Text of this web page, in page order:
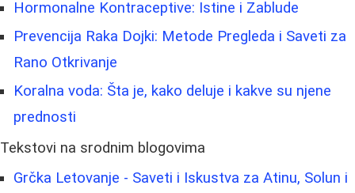
Hormonalne Kontraceptive: Istine i Zablude
Prevencija Raka Dojki: Metode Pregleda i Saveti za
Rano Otkrivanje
Koralna voda: Šta je, kako deluje i kakve su njene
prednosti
Tekstovi na srodnim blogovima
Grčka Letovanje - Saveti i Iskustva za Atinu, Solun i